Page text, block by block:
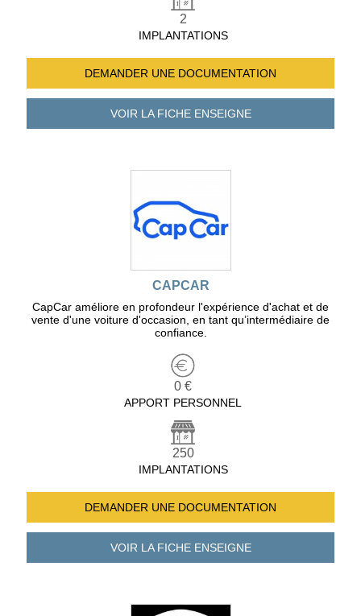
2
IMPLANTATIONS
DEMANDER UNE DOCUMENTATION
VOIR LA FICHEENSEIGNE
CAPCAR
CapCar améliore en profondeur l'expérience d'achat et de
vente d'une voiture d'occasion, en tant qu’intermédiaire de
confiance.
0 €
APPORT PERSONNEL
250
IMPLANTATIONS
DEMANDER UNE DOCUMENTATION
VOIR LA FICHEENSEIGNE